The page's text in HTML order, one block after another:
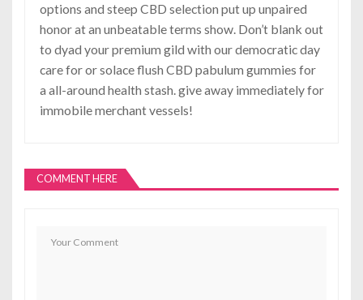
options and steep CBD selection put up unpaired
honor at an unbeatable terms show. Don’t blank out
to dyad your premium gild with our democratic day
care for or solace flush CBD pabulum gummies for
a all-around health stash. give away immediately for
immobile merchant vessels!
COMMENT HERE